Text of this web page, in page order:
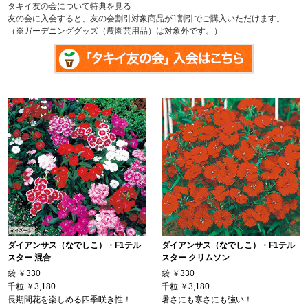
タキイ友の会について特典を見る
友の会に入会すると、友の会割引対象商品が1割引でご購入いただけます。
（※ガーデニンググッズ（農園芸用品）は対象外です。）
ダイアンサス（なでしこ）・F1テル
スター 混合
袋 ￥330
千粒 ￥3,180
長期間花を楽しめる四季咲き性！
ダイアンサス（なでしこ）・F1テル
スター クリムソン
袋 ￥330
千粒 ￥3,180
暑さにも寒さにも強い！